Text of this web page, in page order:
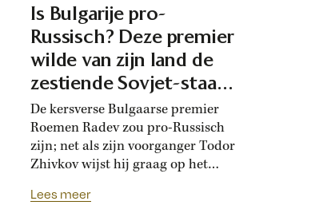
Is Bulgarije pro-
Russisch? Deze premier
wilde van zijn land de
zestiende Sovjet-staat
maken
De kersverse Bulgaarse premier
Roemen Radev zou pro-Russisch
zijn; net als zijn voorganger Todor
Zhivkov wijst hij graag op het
1878. Die vroegere premier was zo
Lees meer